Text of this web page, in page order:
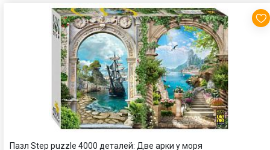
Пазл Step puzzle 4000 деталей: Две арки у моря